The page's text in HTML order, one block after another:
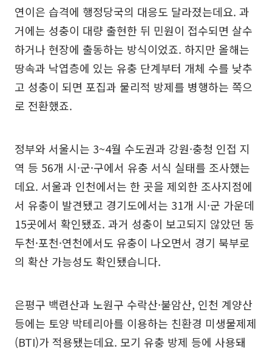
연이은 습격에 행정당국의 대응도 달라졌는데요. 과
거에는 성충이 대량 출현한 뒤 민원이 접수되면 살수
하거나 현장에 출동하는 방식이었죠. 하지만 올해는
땅속과 낙엽층에 있는 유충 단계부터 개체 수를 낮추
고 성충이 되면 포집과 물리적 방제를 병행하는 쪽으
로 전환했죠.
정부와 서울시는 3~4월 수도권과 강원·충청 인접 지
역 등 56개 시·군·구에서 유충 서식 실태를 조사했는
데요. 서울과 인천에서는 한 곳을 제외한 조사지점에
서 유충이 발견됐고 경기도에서는 31개 시·군 가운데
15곳에서 확인됐죠. 과거 성충이 보고되지 않았던 동
두천·포천·연천에서도 유충이 나오면서 경기 북부로
의 확산 가능성도 확인됐습니다.
은평구 백련산과 노원구 수락산·불암산, 인천 계양산
등에는 토양 박테리아를 이용하는 친환경 미생물제제
(BTI)가 적용됐는데요. 모기 유충 방제 등에 사용돼